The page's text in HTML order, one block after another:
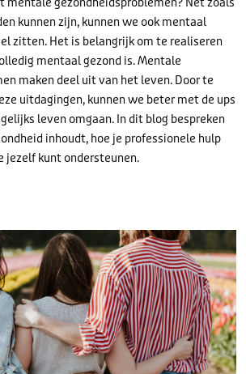
kunnen zijn, kunnen we ook mentaal
zitten. Het is belangrijk om te realiseren
mentaal gezond is. Mentale
maken deel uit van het leven. Door te
uitdagingen, kunnen we beter met de ups
leven omgaan. In dit blog bespreken
inhoudt, hoe je professionele hulp
jezelf kunt ondersteunen.